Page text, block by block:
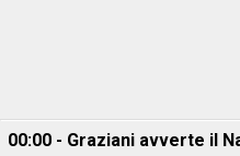
00:00 - Graziani avverte il